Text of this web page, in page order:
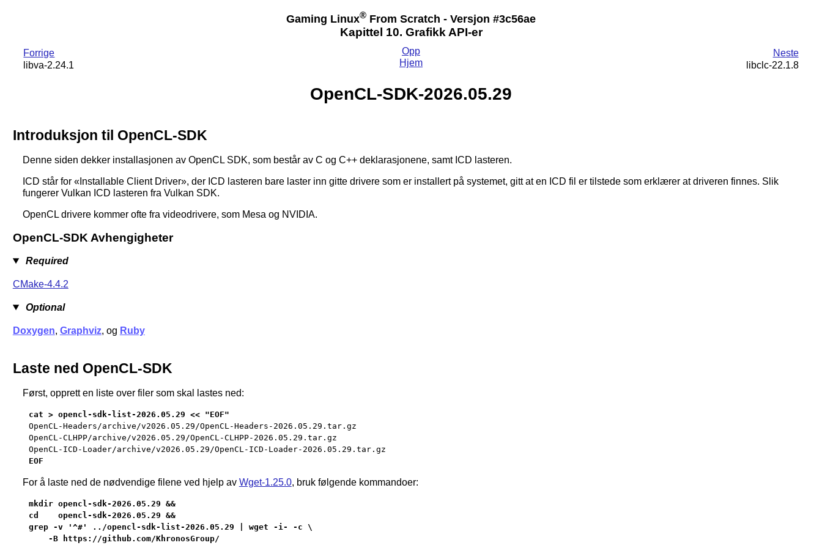
Gaming Linux® From Scratch - Versjon #3c56ae
Kapittel 10. Grafikk API-er
Forrige
libva-2.24.1
Neste
libclc-22.1.8
Opp
Hjem
OpenCL-SDK-2026.05.29
Introduksjon til OpenCL-SDK
Denne siden dekker installasjonen av OpenCL SDK, som består av C og C++ deklarasjonene, samt ICD lasteren.
ICD står for «Installable Client Driver», der ICD lasteren bare laster inn gitte drivere som er installert på systemet, gitt at en ICD fil er tilstede som erklærer at driveren finnes. Slik
fungerer Vulkan ICD lasteren fra Vulkan SDK.
OpenCL drivere kommer ofte fra videodrivere, som Mesa og NVIDIA.
OpenCL-SDK Avhengigheter
Required
CMake-4.4.2
Optional
Doxygen, Graphviz, og Ruby
Laste ned OpenCL-SDK
Først, opprett en liste over filer som skal lastes ned:
OpenCL-Headers/archive/v2026.05.29/OpenCL-Headers-2026.05.29.tar.gz
OpenCL-CLHPP/archive/v2026.05.29/OpenCL-CLHPP-2026.05.29.tar.gz
OpenCL-ICD-Loader/archive/v2026.05.29/OpenCL-ICD-Loader-2026.05.29.tar.gz
EOF
For å laste ned de nødvendige filene ved hjelp av Wget-1.25.0, bruk følgende kommandoer:
mkdir opencl-sdk-2026.05.29 &&
cd    opencl-sdk-2026.05.29 &&
grep -v '^#' ../opencl-sdk-list-2026.05.29 | wget -i- -c \
    -B https://github.com/KhronosGroup/